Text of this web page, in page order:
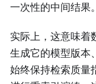
一次性的中间结果。
实际上，这意味着
生成它的模型版本
始终保持检索质量